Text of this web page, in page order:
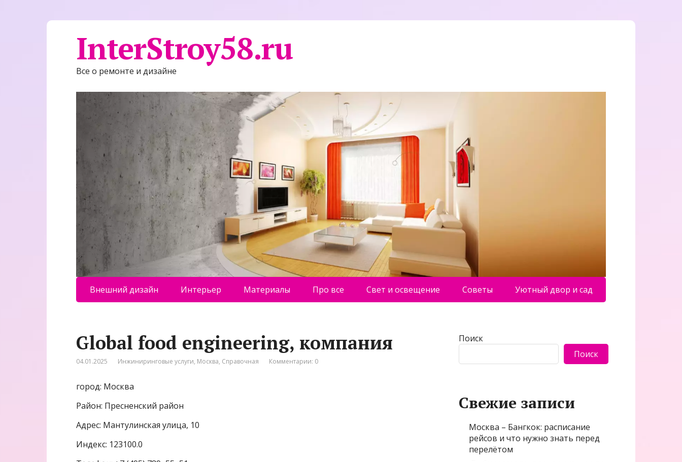
InterStroy58.ru
Все о ремонте и дизайне
Внешний дизайн Интерьер Материалы Про все Свет и освещение Советы Уютный двор и сад
Global food engineering, компания
04.01.2025 Инжиниринговые услуги, Москва, Справочная Комментарии: 0
город: Москва
Район: Пресненский район
Адрес: Мантулинская улица, 10
Индекс: 123100.0
Поиск
Поиск
Свежие записи
Москва – Бангкок: расписание
рейсов и что нужно знать перед
перелётом